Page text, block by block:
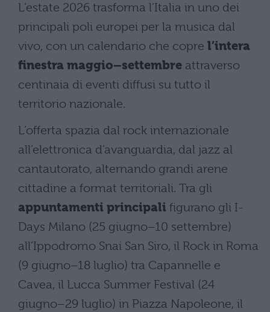
L’estate 2026 trasforma l’Italia in uno dei
principali poli europei per la musica dal
vivo, con un calendario che copre l’intera
finestra maggio–settembre attraverso
centinaia di eventi diffusi su tutto il
territorio nazionale.
L’offerta spazia dal rock internazionale
all’elettronica d’avanguardia, dal jazz al
cantautorato, alternando grandi arene
cittadine a format territoriali. Tra gli
appuntamenti principali figurano gli I-
Days Milano (25 giugno–10 settembre)
all’Ippodromo Snai San Siro, il Rock in Roma
(9 giugno–18 luglio) tra Capannelle e
Cavea, il Lucca Summer Festival (24
giugno–29 luglio) in Piazza Napoleone, il